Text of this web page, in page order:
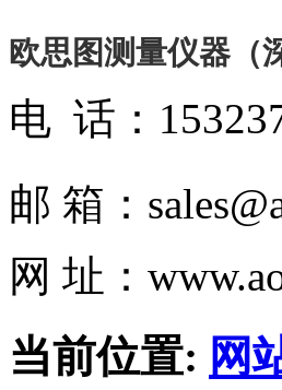
欧思图测量仪器（
电 话：
邮 箱：
网 址：
当前位置: 网